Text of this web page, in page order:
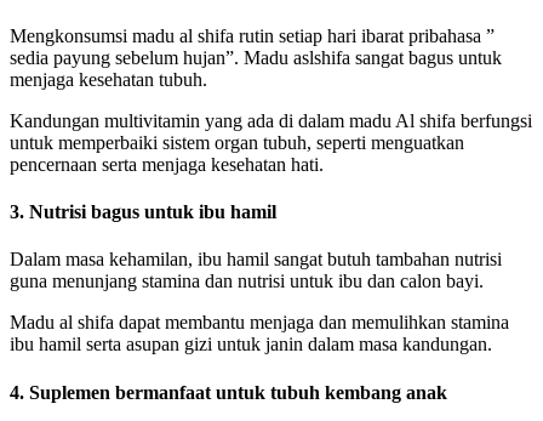
Mengkonsumsi madu al shifa rutin setiap hari ibarat pribahasa ”
sedia payung sebelum hujan”. Madu aslshifa sangat bagus untuk
menjaga kesehatan tubuh.
Kandungan multivitamin yang ada di dalam madu Al shifa berfungsi
untuk memperbaiki sistem organ tubuh, seperti menguatkan
pencernaan serta menjaga kesehatan hati.
3. Nutrisi bagus untuk ibu hamil
Dalam masa kehamilan, ibu hamil sangat butuh tambahan nutrisi
guna menunjang stamina dan nutrisi untuk ibu dan calon bayi.
Madu al shifa dapat membantu menjaga dan memulihkan stamina
ibu hamil serta asupan gizi untuk janin dalam masa kandungan.
4. Suplemen bermanfaat untuk tubuh kembang anak